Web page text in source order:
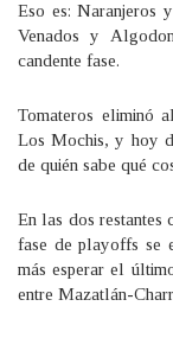
Eso es: Naranjeros
Venados y
candente fase.
Tomateros eliminó
Los Mochis, y hoy
de quién sabe qué
En las dos restantes
fase de playoffs se
más esperar el
entre Mazatlán-